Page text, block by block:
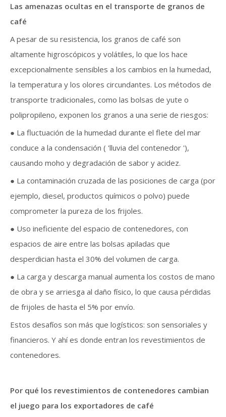
Las amenazas ocultas en el transporte de granos de
café
A pesar de su resistencia, los granos de café son
altamente higroscópicos y volátiles, lo que los hace
excepcionalmente sensibles a los cambios en la humedad,
la temperatura y los olores circundantes. Los métodos de
transporte tradicionales, como las bolsas de yute o
polipropileno, exponen los granos a una serie de riesgos:
● La fluctuación de la humedad durante el flete del mar
conduce a la condensación ( 'lluvia del contenedor '),
causando moho y degradación de sabor y acidez.
● La contaminación cruzada de las posiciones de carga (por
ejemplo, diesel, productos químicos o polvo) puede
comprometer la pureza de los frijoles.
● Uso ineficiente del espacio de contenedores, con
espacios de aire entre las bolsas apiladas que
desperdician hasta el 30% del volumen de carga.
● La carga y descarga manual aumenta los costos de mano
de obra y se arriesga al daño físico, lo que causa pérdidas
de frijoles de hasta el 5% por envío.
Estos desafíos son más que logísticos: son sensoriales y
financieros. Y ahí es donde entran los revestimientos de
contenedores.
Por qué los revestimientos de contenedores cambian
el juego para los exportadores de café